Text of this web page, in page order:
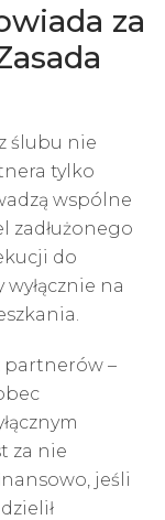
za
ślubu nie
tylko
wspólne
zadłużonego
do
na
partnerów –
za nie
jeśli